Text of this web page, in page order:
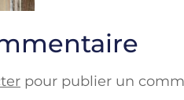
pour publier un